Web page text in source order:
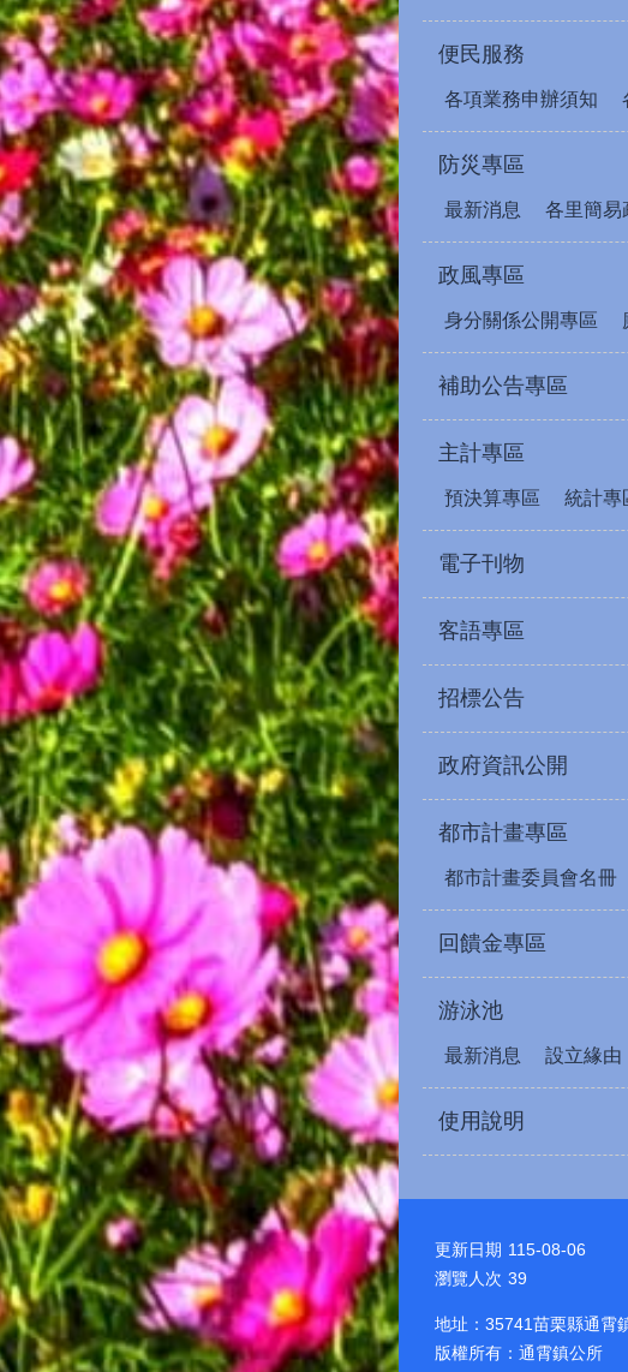
便民服務
各項業務申辦須知
防災專區
最新消息 各里簡易
政風專區
身分關係公開專區
補助公告專區
主計專區
預決算專區 統計專
電子刊物
客語專區
招標公告
政府資訊公開
都市計畫專區
都市計畫委員會名冊
回饋金專區
游泳池
最新消息 設立緣由
使用說明
更新日期 115-08-06
瀏覽人次 39
地址：35741苗栗縣通
版權所有：通霄鎮公所